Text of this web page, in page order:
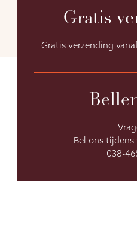
Gratis
Gratis verzending
Bel ons tijdens
038-